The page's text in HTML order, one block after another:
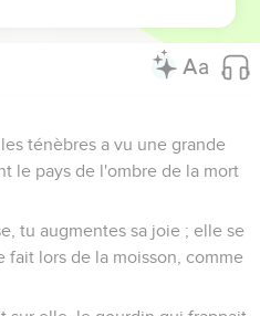
ténèbres a vu une grande
le pays de l'ombre de la mort
tu augmentes sa joie ; elle se
lors de la moisson, comme